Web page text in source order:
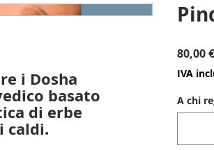
i Dosha
basato
di erbe
caldi.
80,00 €
IVA
A chi